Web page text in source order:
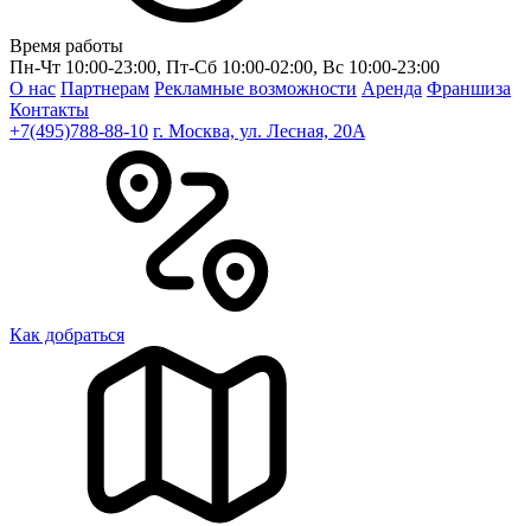
Время работы
Пн-Чт 10:00-23:00, Пт-Сб 10:00-02:00, Вс 10:00-23:00
О нас Партнерам Рекламные возможности Аренда Франшиза
Контакты
+7(495)788-88-10 г. Москва, ул. Лесная, 20A
Как добраться